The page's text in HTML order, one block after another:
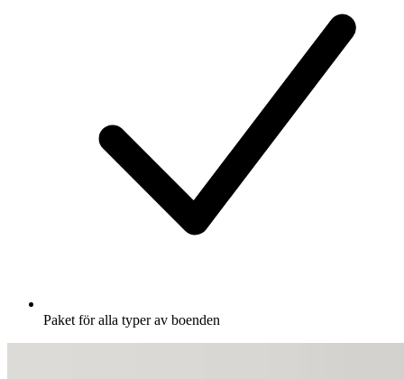
Paket för alla typer av boenden